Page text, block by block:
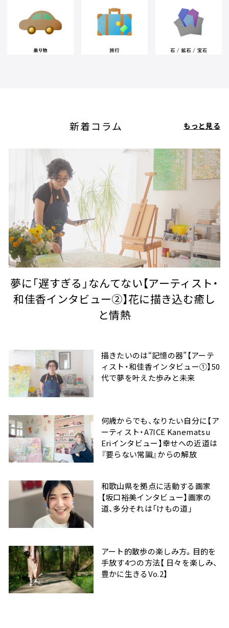
新着コラム もっと見る
夢に「遅すぎる」なんてない【アーティスト・
和佳香インタビュー②】花に描き込む癒し
と情熱
描きたいのは“記憶の器”【アーテ
ィスト・和佳香インタビュー①】50
代で夢を叶えた歩みと未来
何歳からでも、なりたい自分に【ア
ーティスト・A7ICE Kanematsu
Eriインタビュー】幸せへの近道は
『要らない常識』からの解放
和歌山県を拠点に活動する画家
【坂口裕美インタビュー】画家の
道、多分それは「けもの道」
アート的散歩の楽しみ方。目的を
手放す4つの方法【 日々を楽しみ、
豊かに生きるVo.2】